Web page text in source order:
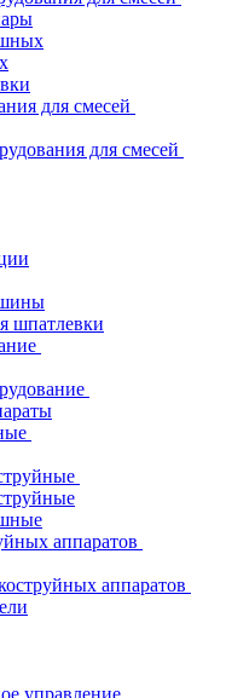
для смесей
для смесей
шпатлевки
аппаратов
аппаратов
управление